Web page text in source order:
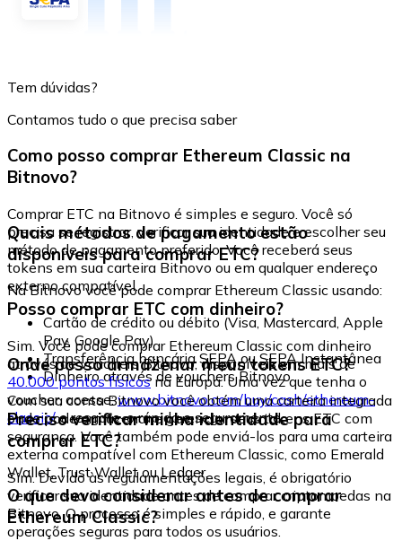
Tem dúvidas?
Contamos tudo o que precisa saber
Como posso comprar Ethereum Classic na
Bitnovo?
Comprar ETC na Bitnovo é simples e seguro. Você só
precisa se registrar, verificar sua identidade e escolher seu
método de pagamento preferido. Você receberá seus
tokens em sua carteira Bitnovo ou em qualquer endereço
externo compatível.
Quais métodos de pagamento estão
disponíveis para comprar ETC?
Na Bitnovo você pode comprar Ethereum Classic usando:
Cartão de crédito ou débito (Visa, Mastercard, Apple
Pay, Google Pay)
Transferência bancária SEPA ou SEPA Instantânea
Dinheiro através de vouchers Bitnovo
Posso comprar ETC com dinheiro?
Sim. Você pode comprar Ethereum Classic com dinheiro
através de vouchers Bitnovo, disponíveis em mais de
40.000 pontos físicosna Europa. Uma vez que tenha o
voucher, acesse:www.bitnovo.com/buy/cash/ethereum-
classic/e resgate-o rápida e seguramente.
Onde posso armazenar meus tokens ETC?
Com sua conta Bitnovo você obtém uma carteira integrada
onde pode armazenar e gerenciar seus tokens ETC com
segurança. Você também pode enviá-los para uma carteira
externa compatível com Ethereum Classic, como Emerald
Wallet, Trust Wallet ou Ledger.
Preciso verificar minha identidade para
comprar ETC?
Sim. Devido às regulamentações legais, é obrigatório
verificar sua identidade antes de comprar criptomoedas na
Bitnovo. O processo é simples e rápido, e garante
operações seguras para todos os usuários.
O que devo considerar antes de comprar
Ethereum Classic?